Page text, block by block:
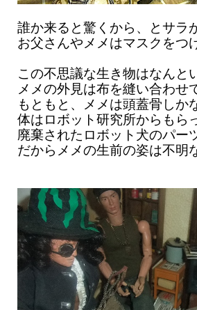
誰か来ると驚くから、とサラ
お父さんやメメはマスクをつ
この不思議な生き物はなんと
メメの外見は布を縫い合わせ
もともと、メメは頭蓋骨しか
体はロボット研究所からもら
廃棄されたロボット犬のパー
だからメメの生前の姿は不明